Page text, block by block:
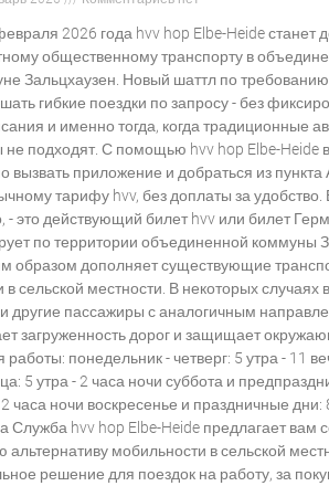
2026 года hvv hop Elbe-Heide станет
общественному транспорту в
Зальцхаузен. Новый шаттл по
гибкие поездки по запросу - без
и именно тогда, когда традиционные
не подходят. С помощью hvv hop Elbe-Heide
вызвать приложение и добраться из пункта
тарифу hvv, без доплаты за удобство.
- это действующий билет hvv или билет
по территории объединенной коммуны
образом дополняет существующие
в сельской местности. В некоторых случаях
и другие пассажиры с аналогичным
загруженность дорог и защищает
работы: понедельник - четверг: 5 утра - 11
5 утра - 2 часа ночи суббота и
2 часа ночи воскресенье и праздничные дни:
Служба hvv hop Elbe-Heide предлагает вам
альтернативу мобильности в сельской
решение для поездок на работу, за